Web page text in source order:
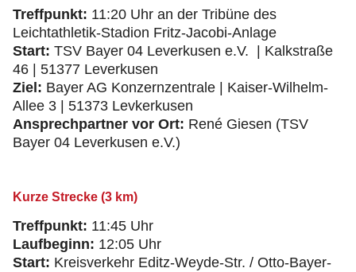
Treffpunkt: 11:20 Uhr an der Tribüne des
Leichtathletik-Stadion Fritz-Jacobi-Anlage
Start: TSV Bayer 04 Leverkusen e.V. | Kalkstraße
46 | 51377 Leverkusen
Ziel: Bayer AG Konzernzentrale | Kaiser-Wilhelm-
Allee 3 | 51373 Levkerkusen
Ansprechpartner vor Ort: René Giesen (TSV
Bayer 04 Leverkusen e.V.)
Kurze Strecke (3 km)
Treffpunkt: 11:45 Uhr
Laufbeginn: 12:05 Uhr
Start: Kreisverkehr Editz-Weyde-Str. / Otto-Bayer-